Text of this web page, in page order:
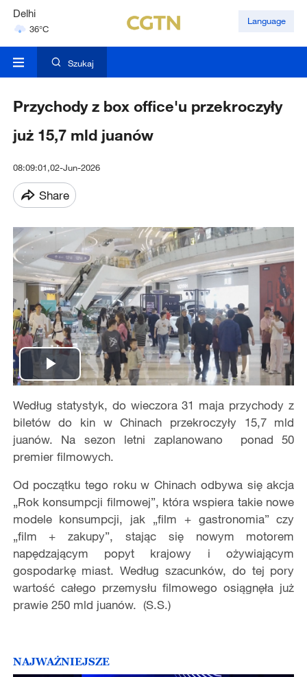
Hyderabad
42°C
Mumbai
Language
Szukaj
Przychody z box office'u przekroczyły
już 15,7 mld juanów
08:09:01,02-Jun-2026
Share
Play
Video
Według statystyk, do wieczora 31 maja przychody z
biletów do kin w Chinach przekroczyły 15,7 mld
juanów. Na sezon letni zaplanowano ponad 50
premier filmowych.
Od początku tego roku w Chinach odbywa się akcja
„Rok konsumpcji filmowej”, która wspiera takie nowe
modele konsumpcji, jak „film + gastronomia” czy
„film + zakupy”, stając się nowym motorem
napędzającym popyt krajowy i ożywiającym
gospodarkę miast. Według szacunków, do tej pory
wartość całego przemysłu filmowego osiągnęła już
prawie 250 mld juanów. (S.S.)
NAJWAŻNIEJSZE